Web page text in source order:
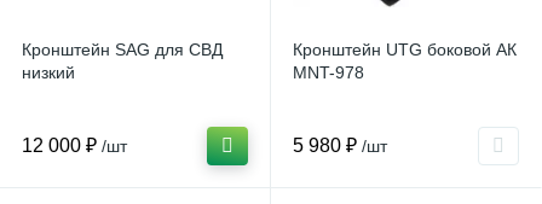
Кронштейн SAG для СВД
низкий
12 000 ₽ /шт
Кронштейн UTG боковой АК
MNT-978
5 980 ₽ /шт